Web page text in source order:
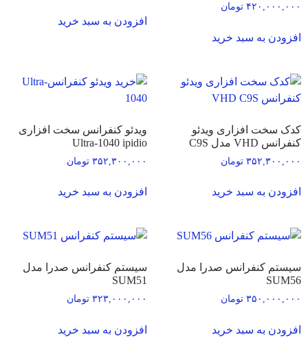
۴۲۰,۰۰۰,۰۰۰ تومان
افزودن به سبد خرید
افزودن به سبد خرید
کدک سخت افزاری ویدئو
کنفرانس VHD مدل C9S
۳۵۲,۳۰۰,۰۰۰ تومان
افزودن به سبد خرید
ویدئو کنفرانس سخت افزاری
Ultra-1040 ipidio
۳۵۲,۳۰۰,۰۰۰ تومان
افزودن به سبد خرید
سیستم کنفرانس صدرا مدل
SUM56
۳۵۰,۰۰۰,۰۰۰ تومان
افزودن به سبد خرید
سیستم کنفرانس صدرا مدل
SUM51
۳۲۳,۰۰۰,۰۰۰ تومان
افزودن به سبد خرید